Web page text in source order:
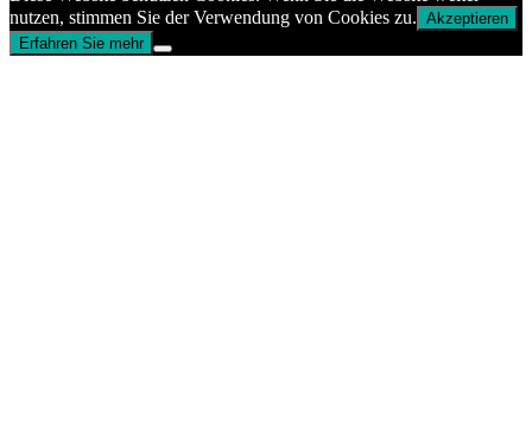
nutzen, stimmen Sie der Verwendung von Cookies zu. Akzeptieren
Erfahren Sie mehr